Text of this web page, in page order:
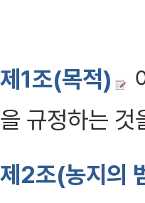
제1조(목적)
을 규정하는 것
제2조(농지의